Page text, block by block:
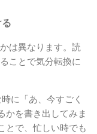
は異なります。読
ことで気分転換に
に「あ、今すごく
かを書き出してみま
とで、忙しい時でも